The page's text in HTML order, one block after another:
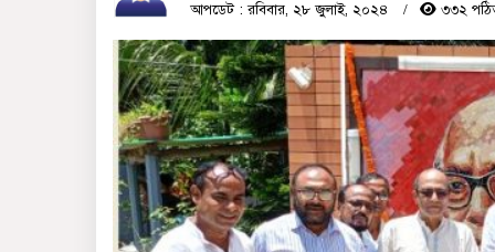
আপডেট : রবিবার, ২৮ জুলাই, ২০২৪ ৩৩২